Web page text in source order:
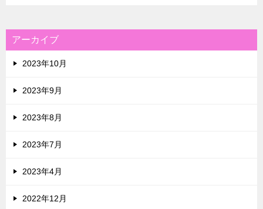
アーカイブ
2023年10月
2023年9月
2023年8月
2023年7月
2023年4月
2022年12月